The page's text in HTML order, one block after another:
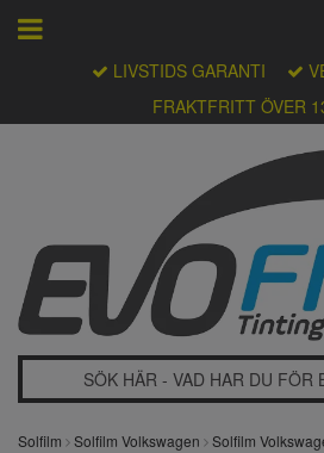
FRAKTFRITT ÖVER
LIVSTIDS GARANTI
Solfilm Solfilm Volkswagen Solfilm